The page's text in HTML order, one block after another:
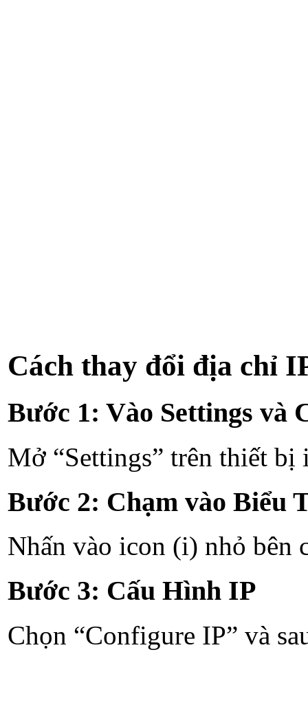
Cách thay đổi địa chỉ
Bước 1: Vào Settings và
Mở “Settings” trên thiết bị
Bước 2: Chạm vào Biểu
Nhấn vào icon (i) nhỏ bên
Bước 3: Cấu Hình IP
Chọn “Configure IP” và